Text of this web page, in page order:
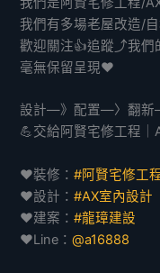
我們有多場老屋改造/
歡迎關注👍追蹤⤴️我們
毫無保留呈現❤️
設計—》配置—〉翻新
💪交給阿賢宅修工程
❤️裝修：#阿賢宅修工
❤️設計：#AX室內設計
❤️建案：#龍璋建設
❤️Line：@a16888